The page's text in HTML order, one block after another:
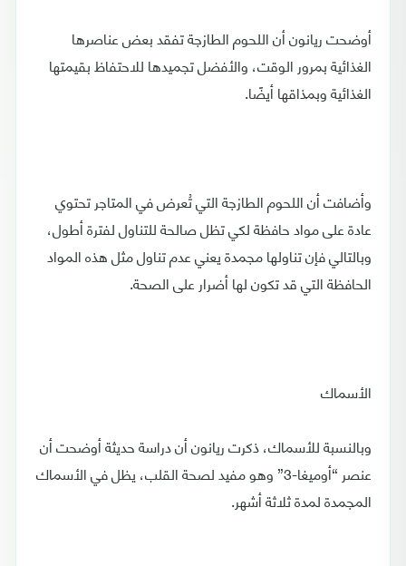
أوضحت ريانون أن اللحوم الطازجة تفقد بعض عناصرها
الغذائية بمرور الوقت، والأفضل تجميدها للاحتفاظ بقيمتها
الغذائية وبمذاقها أيضًا.
وأضافت أن اللحوم الطازجة التي تُعرض في المتاجر تحتوي
عادة على مواد حافظة لكي تظل صالحة للتناول لفترة أطول،
وبالتالي فإن تناولها مجمدة يعني عدم تناول مثل هذه المواد
الحافظة التي قد تكون لها أضرار على الصحة.
الأسماك
وبالنسبة للأسماك، ذكرت ريانون أن دراسة حديثة أوضحت أن
عنصر “أوميغا-3” وهو مفيد لصحة القلب، يظل في الأسماك
المجمدة لمدة ثلاثة أشهر.